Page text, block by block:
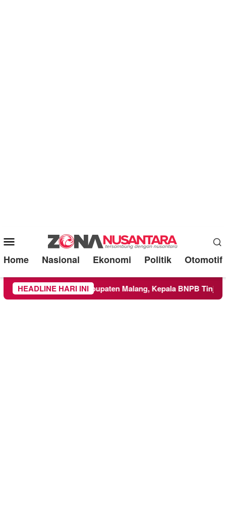
Mobile
Menu
Home Nasional Ekonomi Politik Otomotif
HEADLINE HARI INI
Kabupaten Malang, Kepala BNPB Tinjau Langsung